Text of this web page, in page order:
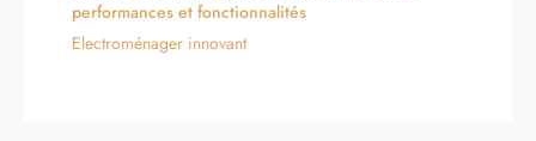
performances et fonctionnalités
Electroménager innovant